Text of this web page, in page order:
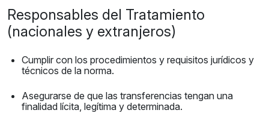
Responsables del Tratamiento
(nacionales y extranjeros)
Cumplir con los procedimientos y requisitos jurídicos y
técnicos de la norma.
Asegurarse de que las transferencias tengan una
finalidad lícita, legítima y determinada.